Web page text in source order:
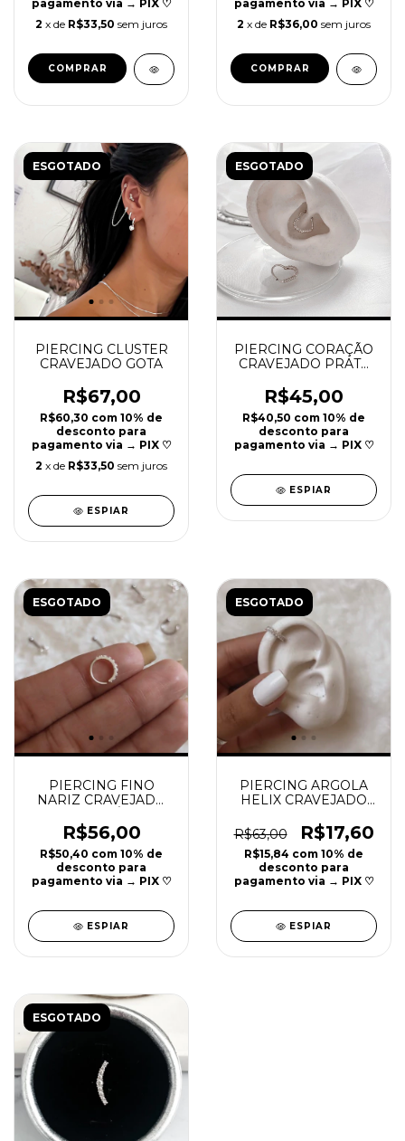
pagamento via → PIX ♡
2 x de R$33,50 sem juros
pagamento via → PIX ♡
2 x de R$36,00 sem juros
ESGOTADO
PIERCING CLUSTER
CRAVEJADO GOTA
R$67,00
R$60,30 com 10% de
desconto para
pagamento via → PIX ♡
2 x de R$33,50 sem juros
ESPIAR
ESGOTADO
PIERCING CORAÇÃO
CRAVEJADO PRATA
R$45,00
R$40,50 com 10% de
desconto para
pagamento via → PIX ♡
ESPIAR
ESGOTADO
PIERCING FINO
NARIZ CRAVEJADO
PRATA 925 | 7MM |
REF P12
R$56,00
R$50,40 com 10% de
desconto para
pagamento via → PIX ♡
ESPIAR
ESGOTADO
PIERCING ARGOLA
HELIX CRAVEJADO
PRATA 925 | 8MM |
REF P14
R$63,00 R$17,60
R$15,84 com 10% de
desconto para
pagamento via → PIX ♡
ESPIAR
ESGOTADO